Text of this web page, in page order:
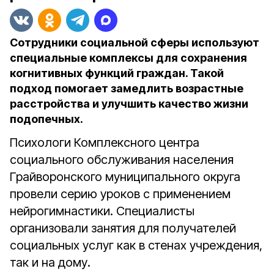
Сотрудники социальной сферы используют
специальные комплексы для сохранения
когнитивных функций граждан. Такой
подход помогает замедлить возрастные
расстройства и улучшить качество жизни
подопечных.
Психологи Комплексного центра
социального обслуживания населения
Грайворонского муниципального округа
провели серию уроков с применением
нейрогимнастики. Специалисты
организовали занятия для получателей
социальных услуг как в стенах учреждения,
так и на дому.